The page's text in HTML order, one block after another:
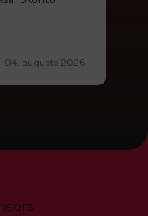
04. augusts 2026.